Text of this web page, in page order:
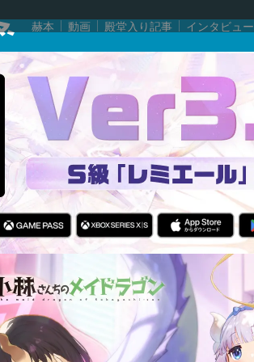
赫本 動画 殿堂入り記事 インタビュー